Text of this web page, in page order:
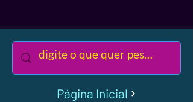
Página Inicial